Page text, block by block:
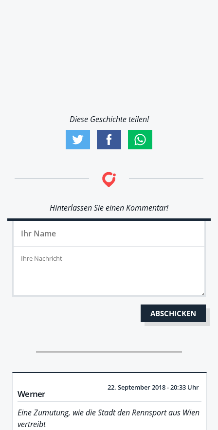
Diese Geschichte teilen!
Hinterlassen Sie einen Kommentar!
Werner
22. September 2018 - 20:33 Uhr
Eine Zumutung, wie die Stadt den Rennsport aus Wien
vertreibt